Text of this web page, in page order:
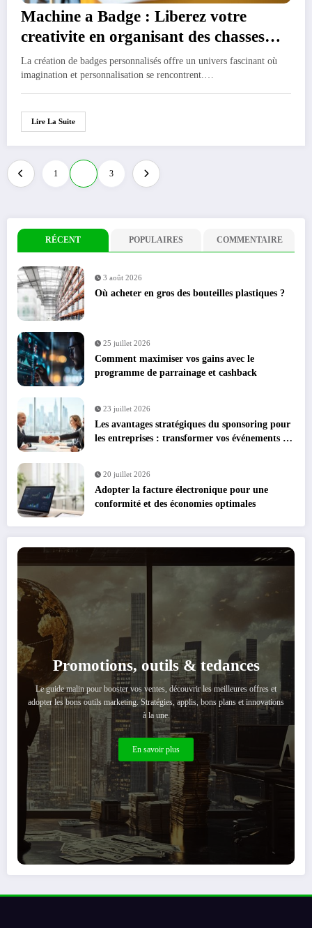
Machine a Badge : Liberez votre
creativite en organisant des chasses
aux badges personnalises
La création de badges personnalisés offre un univers fascinant où
imagination et personnalisation se rencontrent.…
Lire La Suite
Pagination
des
publications
1 3
RÉCENT POPULAIRES COMMENTAIRE
3 août 2026
Où acheter en gros des bouteilles plastiques ?
25 juillet 2026
Comment maximiser vos gains avec le
programme de parrainage et cashback
23 juillet 2026
Les avantages stratégiques du sponsoring pour
les entreprises : transformer vos événements en
20 juillet 2026
Adopter la facture électronique pour une
conformité et des économies optimales
Promotions, outils & tedances
Le guide malin pour booster vos ventes, découvrir les meilleures offres et
adopter les bons outils marketing. Stratégies, applis, bons plans et innovations
à la une.
En savoir plus